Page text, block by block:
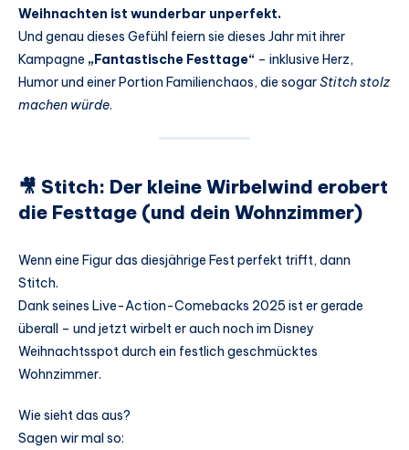
Weihnachten ist wunderbar unperfekt.
Und genau dieses Gefühl feiern sie dieses Jahr mit ihrer
Kampagne „Fantastische Festtage“ – inklusive Herz,
Humor und einer Portion Familienchaos, die sogarStitch stolz
machen würde.
🎥 Stitch: Der kleine Wirbelwind erobert
die Festtage (und dein Wohnzimmer)
Wenn eine Figur das diesjährige Fest perfekt trifft, dann
Stitch.
Dank seines Live-Action-Comebacks 2025 ist er gerade
überall – und jetzt wirbelt er auch noch im Disney
Weihnachtsspot durch ein festlich geschmücktes
Wohnzimmer.
Wie sieht das aus?
Sagen wir mal so: